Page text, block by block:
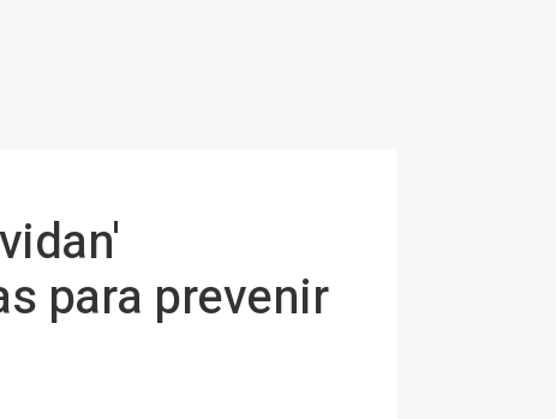
para prevenir